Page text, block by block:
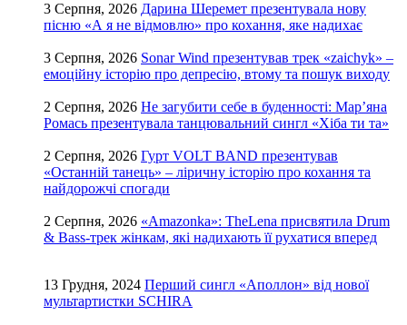
3 Серпня, 2026 Дарина Шеремет презентувала нову
пісню «А я не відмовлю» про кохання, яке надихає
3 Серпня, 2026 Sonar Wind презентував трек «zaichyk» –
емоційну історію про депресію, втому та пошук виходу
2 Серпня, 2026 Не загубити себе в буденності: Мар’яна
Ромась презентувала танцювальний сингл «Хіба ти та»
2 Серпня, 2026 Гурт VOLT BAND презентував
«Останній танець» – ліричну історію про кохання та
найдорожчі спогади
2 Серпня, 2026 «Amazonka»: TheLena присвятила Drum
& Bass-трек жінкам, які надихають її рухатися вперед
13 Грудня, 2024 Перший сингл «Аполлон» від нової
мультартистки SCHIRA